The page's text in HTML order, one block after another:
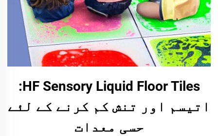
HF Sensory Liquid Floor Tiles:
اتیسم اور تنش کم کرنے کے لئے
حسی معدات